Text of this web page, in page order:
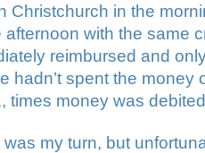
Christchurch in the
afternoon with the same
reimbursed and
hadn’t spent the money
times money was
was my turn, but